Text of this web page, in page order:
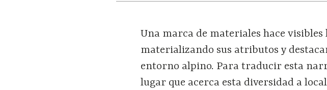
Una marca de materiales hace visibles
materializando sus atributos y
entorno alpino. Para traducir esta
lugar que acerca esta diversidad a